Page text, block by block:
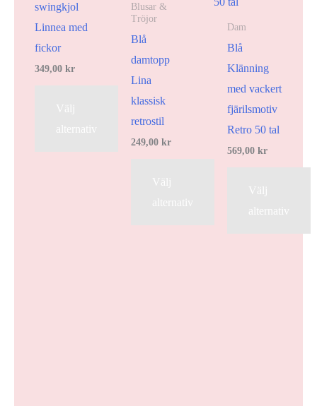
swingkjol
Linnea med
fickor
349,00kr
Välj
alternativ
Blusar &
Tröjor
Blå
damtopp
Lina
klassisk
retrostil
249,00kr
Välj
alternativ
Dam
Blå
Klänning
med vackert
fjärilsmotiv
Retro 50 tal
569,00kr
Välj
alternativ